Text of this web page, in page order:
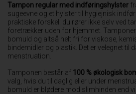
Tampon regular med indføringshylster
sugeevne og et hylster til hygiejnisk
praktiske forskel: du rører ikke selv ved
foretrækker uden for hjemmet.
bomuld og altså helt fri for viskose,
bindemidler og plastik. Det er velegnet til
menstruation.
Tamponen består af 100 % økologisk
valg, hvis du til daglig eller under
bomuld er blødere mod slimhinden end